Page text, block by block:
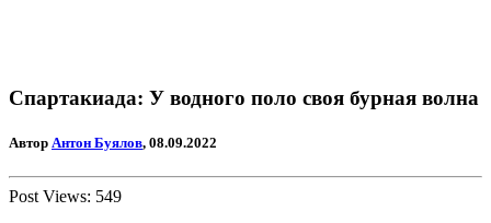
Спартакиада: У водного поло своя бурная волна
Автор Антон Буялов, 08.09.2022
Post Views: 549